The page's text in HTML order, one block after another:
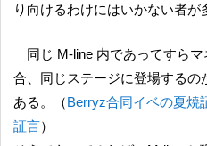
り向けるわけにはいかない者が
同じ M-line 内であってすらマネジメントの系列が異なる場
合、同じステージに登場する
ある。（Berryz合同イベの夏焼
証言）